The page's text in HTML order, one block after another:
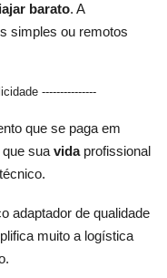
barato. A
simples ou remotos
---------------
que se paga em
sua vidaprofissional
adaptador de qualidade
muito a logística